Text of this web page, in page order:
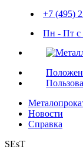
+7 (495)
Пн - Пт с
Новости
Справка
SEsT